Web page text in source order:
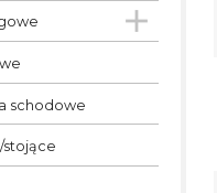

schodowe
stojące